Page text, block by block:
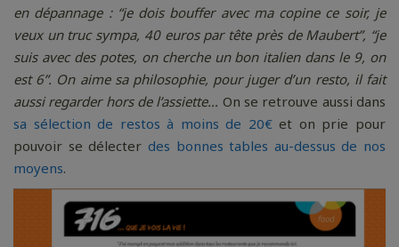
en dépannage : “je dois bouffer avec ma copine ce soir, je
veux un truc sympa, 40 euros par tête près de Maubert”, “je
suis avec des potes, on cherche un bon italien dans le 9, on
est 6”. On aime sa philosophie, pour juger d’un resto, il fait
aussi regarder hors de l’assiette… On se retrouve aussi dans
sa sélection de restos à moins de 20€et on prie pour
pouvoir se délecter des bonnes tables au-dessus de nos
moyens.